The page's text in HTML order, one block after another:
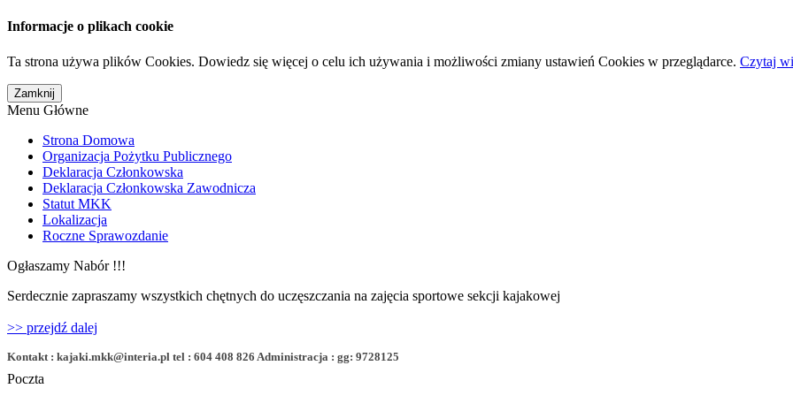
Informacje o plikach cookie
Ta strona używa plików Cookies. Dowiedz się więcej o celu ich używania i możliwości zmiany ustawień Cookies w przeglądarce. Czytaj
Menu Główne
Strona Domowa
Organizacja Pożytku Publicznego
Deklaracja Członkowska
Deklaracja Członkowska Zawodnicza
Statut MKK
Lokalizacja
Roczne Sprawozdanie
Ogłaszamy Nabór !!!
Serdecznie zapraszamy wszystkich chętnych do uczęszczania na zajęcia sportowe sekcji kajakowej
>> przejdź dalej
Kontakt : kajaki.mkk@interia.pl tel : 604 408 826 Administracja : gg: 9728125
Poczta